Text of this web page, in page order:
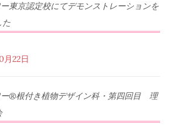
東京認定校にてデモンストレーションを
た
月22日
®根付き植物デザイン科・第四回目 理